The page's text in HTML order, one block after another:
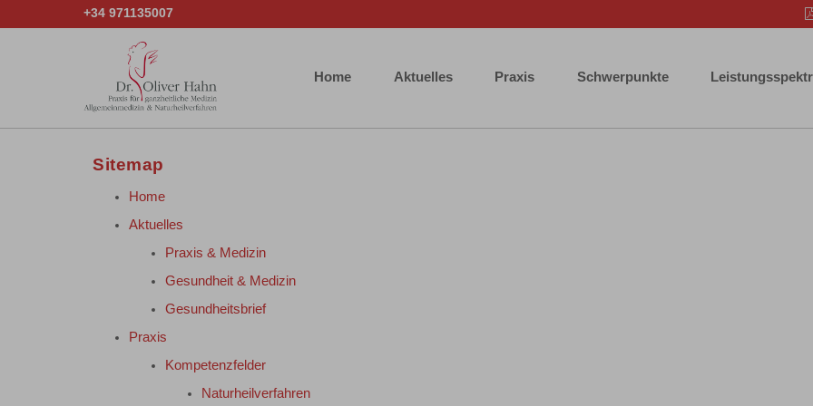
+34 971135007
Home Aktuelles Praxis Schwerpunkte
Sitemap
Home
Aktuelles
Praxis & Medizin
Gesundheit & Medizin
Gesundheitsbrief
Praxis
Kompetenzfelder
Naturheilverfahren